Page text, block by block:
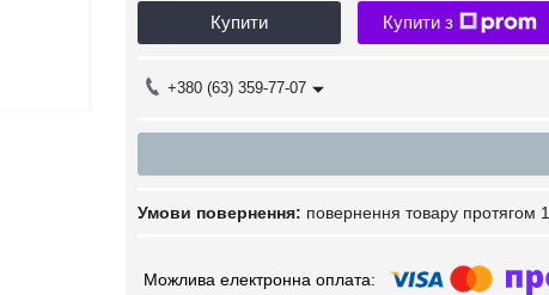
Купити Купити з
+380 (63) 359-77-07
повернення товару протягом